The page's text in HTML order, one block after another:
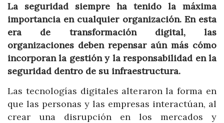
La seguridad siempre ha tenido la máxima
importancia en cualquier organización. En esta
era de transformación digital, las
organizaciones deben repensar aún más cómo
incorporan la gestión y la responsabilidad en la
seguridad dentro de su infraestructura.
Las tecnologías digitales alteraron la forma en
que las personas y las empresas interactúan, al
crear una disrupción en los mercados y